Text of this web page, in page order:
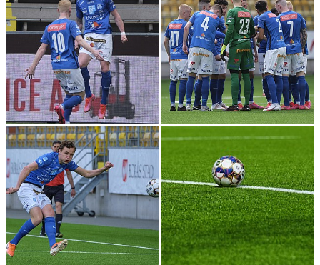
TRUPPEN
KALENDER
DOKUMENT
BILDARKIV
BILDER 2025
TABELL ETTAN SÖDRA 2025